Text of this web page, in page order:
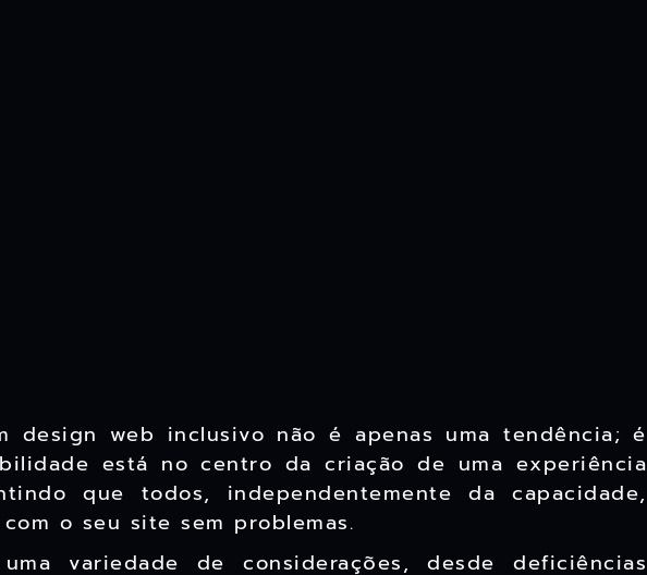
design web inclusivo não é apenas uma tendência; é
está no centro da criação de uma experiência
que todos, independentemente da capacidade,
o seu site sem problemas.
variedade de considerações, desde deficiências